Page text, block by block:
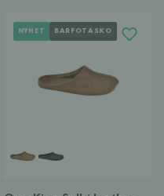
NYHET BARFOTASKO